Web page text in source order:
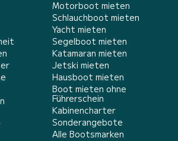
Motorboot mieten
Schlauchboot mieten
Yacht mieten
Segelboot mieten
Katamaran mieten
Jetski mieten
Hausboot mieten
Boot mieten ohne
Führerschein
Kabinencharter
Sonderangebote
Alle Bootsmarken